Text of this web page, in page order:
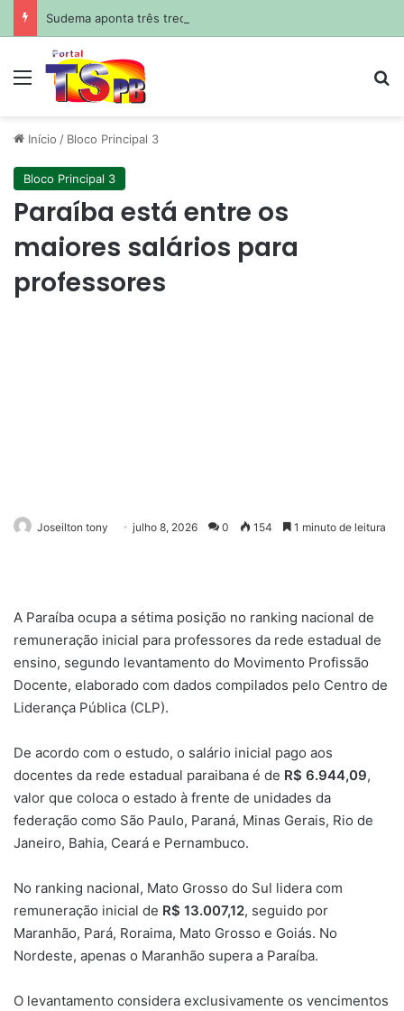
Menu
Início / Bloco Principal 3
Bloco Principal 3
Paraíba está entre os
maiores salários para
professores
Joseilton tony julho 8, 2026 0 154 1 minuto de leitura
A Paraíba ocupa a sétima posição no ranking nacional de
remuneração inicial para professores da rede estadual de
ensino, segundo levantamento do Movimento Profissão
Docente, elaborado com dados compilados pelo Centro de
Liderança Pública (CLP).
De acordo com o estudo, o salário inicial pago aos
docentes da rede estadual paraibana é de R$ 6.944,09,
valor que coloca o estado à frente de unidades da
federação como São Paulo, Paraná, Minas Gerais, Rio de
Janeiro, Bahia, Ceará e Pernambuco.
No ranking nacional, Mato Grosso do Sul lidera com
remuneração inicial de R$ 13.007,12, seguido por
Maranhão, Pará, Roraima, Mato Grosso e Goiás. No
Nordeste, apenas o Maranhão supera a Paraíba.
O levantamento considera exclusivamente os vencimentos